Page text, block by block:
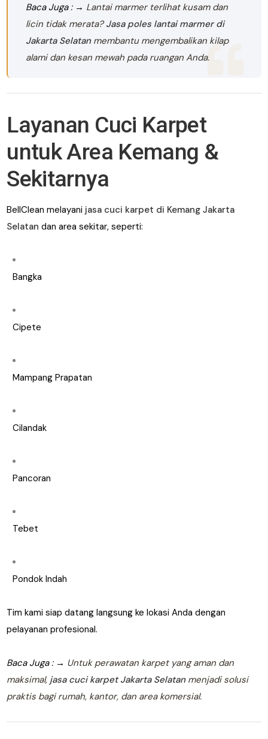
Baca Juga : → Lantai marmer terlihat kusam dan
licin tidak merata?Jasa poles lantai marmer di
Jakarta Selatanmembantu mengembalikan kilap
alami dan kesan mewah pada ruangan Anda.
Layanan Cuci Karpet
untuk Area Kemang &
Sekitarnya
BellClean melayani jasa cuci karpet di Kemang Jakarta
Selatan dan area sekitar, seperti:
Bangka
Cipete
Mampang Prapatan
Cilandak
Pancoran
Tebet
Pondok Indah
Tim kami siap datang langsung ke lokasi Anda dengan
pelayanan profesional.
Baca Juga : → Untuk perawatan karpet yang aman dan
maksimal, jasa cuci karpet Jakarta Selatanmenjadi solusi
praktis bagi rumah, kantor, dan area komersial.